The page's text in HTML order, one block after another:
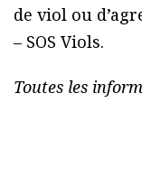
de viol ou
– SOS Viols.
Toutes les